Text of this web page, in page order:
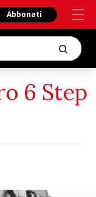
Abbonati
6 Step